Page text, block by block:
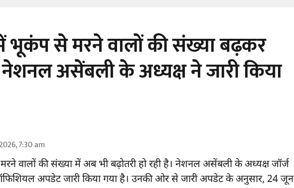
भूकंप से मरने वालों की संख्या बढ़कर
असेंबली के अध्यक्ष ने जारी किया
7:30 am
वालों की संख्या में अब भी बढ़ोतरी हो रही है। नेशनल असेंबली के अध्यक्ष जॉर्ज
अपडेट जारी किया गया है। उनकी ओर से जारी अपडेट के अनुसार, 24 जून